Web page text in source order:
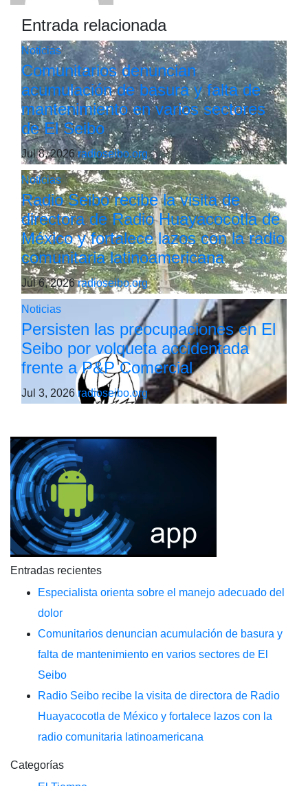
Entrada relacionada
Noticias
Comunitarios denuncian
acumulación de basura y falta de
mantenimiento en varios sectores
de El Seibo
Jul 8, 2026radioseibo.org
Noticias
Radio Seibo recibe la visita de
directora de Radio Huayacocotla de
México y fortalece lazos con la radio
comunitaria latinoamericana
Jul 6, 2026radioseibo.org
Noticias
Persisten las preocupaciones en El
Seibo por volqueta accidentada
frente a P&P Comercial
Jul 3, 2026radioseibo.org
Entradas recientes
Especialista orienta sobre el manejo adecuado del
dolor
Comunitarios denuncian acumulación de basura y
falta de mantenimiento en varios sectores de El
Seibo
Radio Seibo recibe la visita de directora de Radio
Huayacocotla de México y fortalece lazos con la
radio comunitaria latinoamericana
Categorías